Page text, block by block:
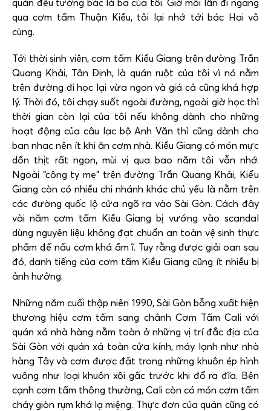
quán đều tưởng bác là ba của tôi. Giờ mỗi lần đi ngang
qua cơm tấm Thuận Kiều, tôi lại nhớ tới bác Hai vô
cùng.
Tới thời sinh viên, cơm tấm Kiều Giang trên đường Trần
Quang Khải, Tân Định, là quán ruột của tôi vì nó nằm
trên đường đi học lại vừa ngon và giá cả cũng khá hợp
lý. Thời đó, tôi chạy suốt ngoài đường, ngoài giờ học thì
thời gian còn lại của tôi nếu không dành cho những
hoạt động của câu lạc bộ Anh Văn thì cũng dành cho
ban nhạc nên ít khi ăn cơm nhà. Kiều Giang có món mực
dồn thịt rất ngon, mùi vị qua bao năm tôi vẫn nhớ.
Ngoài “công ty mẹ” trên đường Trần Quang Khải, Kiểu
Giang còn có nhiều chi nhánh khác chủ yếu là nằm trên
các đường quốc lộ cửa ngõ ra vào Sài Gòn. Cách đây
vài năm cơm tấm Kiều Giang bị vướng vào scandal
dùng nguyên liệu không đạt chuẩn an toàn vệ sinh thực
phẩm để nấu cơm khá ầm ĩ. Tuy rằng được giải oan sau
đó, danh tiếng của cơm tấm Kiều Giang cũng ít nhiều bị
ảnh hưởng.
Những năm cuối thập niên 1990, Sài Gòn bỗng xuất hiện
thương hiệu cơm tấm sang chảnh Cơm Tấm Cali với
quán xá nhà hàng nằm toàn ở những vị trí đắc địa của
Sài Gòn với quán xá toàn cửa kính, máy lạnh như nhà
hàng Tây và cơm được đặt trong những khuôn ép hình
vuông như loại khuôn xôi gấc trước khi đổ ra đĩa. Bên
cạnh cơm tấm thông thường, Cali còn có món cơm tấm
cháy giòn rụm khá lạ miệng. Thực đơn của quán cũng có